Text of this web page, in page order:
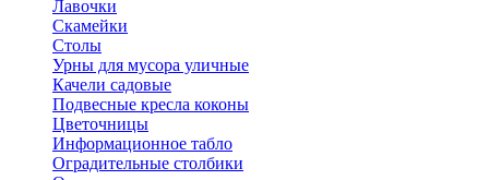
Лавочки
Скамейки
Столы
Урны для мусора уличные
Качели садовые
Подвесные кресла коконы
Цветочницы
Информационное табло
Оградительные столбики